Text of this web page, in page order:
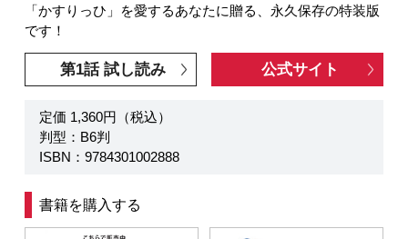
「かすりっひ」を愛するあなたに贈る、永久保存の特装版
です！
第1話 試し読み 公式サイト
定価 1,360円（税込）
判型：B6判
ISBN：9784301002888
書籍を購入する